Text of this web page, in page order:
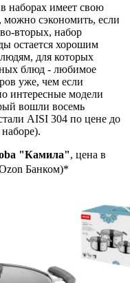
наборах имеет свою
сэкономить, если
вторых, набор
остается хорошим
для которых
блюд - любимое
уже, чем если
интересные модели
вошли восемь
AISI 304 по цене до
"Камила", цена в
Банком)*